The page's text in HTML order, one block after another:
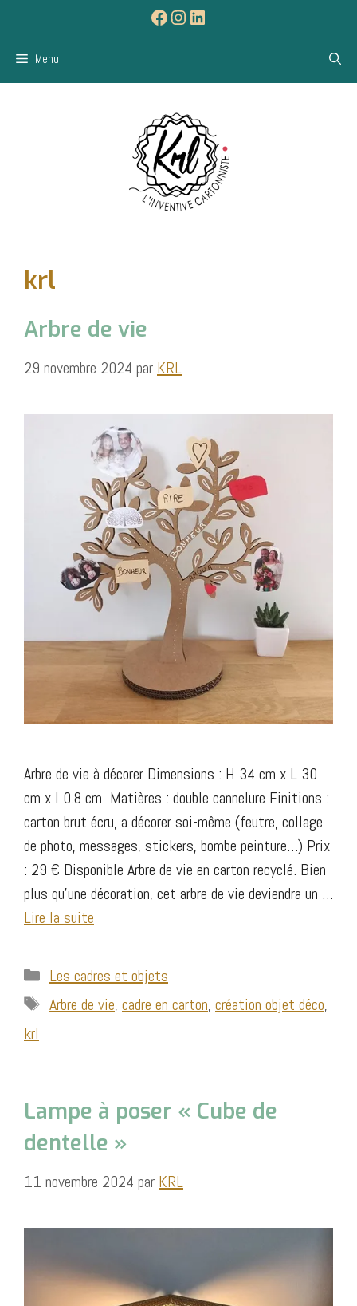
contenu
Facebook
Instagram
LinkedIn
Menu
krl
Arbre de vie
29 novembre 2024 par KRL
Arbre de vie à décorer Dimensions : H 34 cm x L 30
cm x l 0.8 cm Matières : double cannelure Finitions :
carton brut écru, a décorer soi-même (feutre, collage
de photo, messages, stickers, bombe peinture…) Prix
: 29 € Disponible Arbre de vie en carton recyclé. Bien
plus qu’une décoration, cet arbre de vie deviendra un …
Lire la suite
Catégories
Les cadres et objets
Étiquettes
Arbre de vie, cadre en carton, création objet déco,
krl
Lampe à poser « Cube de
dentelle »
11 novembre 2024 par KRL